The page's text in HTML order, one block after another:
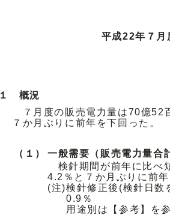
平成22年７
１ 概況
７月度の販売電力量は70億52
７か月ぶりに前年を下回った。
（１）
一般需要（販売電力量合
検針期間が前年に比べ
4.2％と７か月ぶりに前
(注)検針修正後(検針日数
0.9％
用途別は【参考】を